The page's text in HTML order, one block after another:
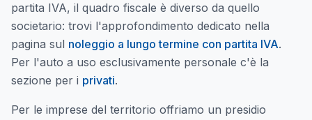
partita IVA, il quadro fiscale è diverso da quello
societario: trovi l'approfondimento dedicato nella
pagina sul noleggio a lungo termine con partita IVA.
Per l'auto a uso esclusivamente personale c'è la
sezione per i privati.
Per le imprese del territorio offriamo un presidio